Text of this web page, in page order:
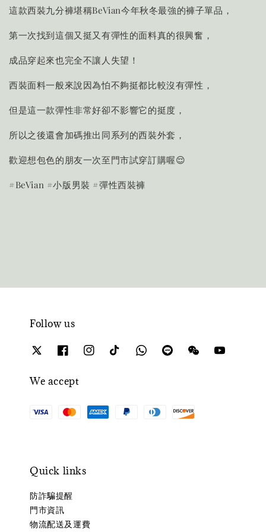
這款西裝九分褲堪稱BeVian今年秋冬最強的褲子單品，
第一次找到這個又挺又有彈性的面料真的很興奮，
成品穿起來也完全不讓人失望！
西裝面料一般來說因為怕不夠挺都比較沒有彈性，
但是這一款彈性非常好卻不影響它的挺度，
所以之後還會加碼推出同系列的西裝外套，
歡迎想包色的朋友一次至門市試穿訂購喔😌
#BeVian #小版男裝 #彈性西裝褲
Follow us
We accept
Quick links
防詐騙提醒
門市資訊
物流配送及運費